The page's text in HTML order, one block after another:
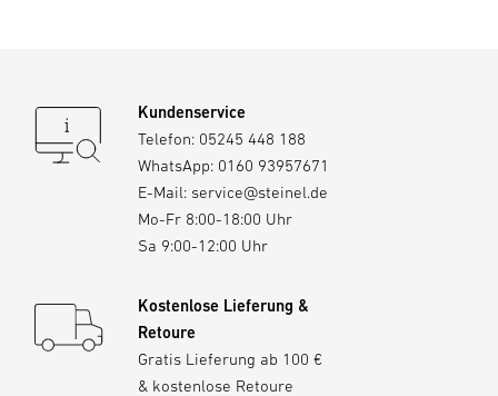
Kundenservice
Telefon: 05245 448 188
WhatsApp: 0160 93957671
E-Mail: service@steinel.de
Mo-Fr 8:00-18:00 Uhr
Sa 9:00-12:00 Uhr
Kostenlose Lieferung &
Retoure
Gratis Lieferung ab 100 €
& kostenlose Retoure